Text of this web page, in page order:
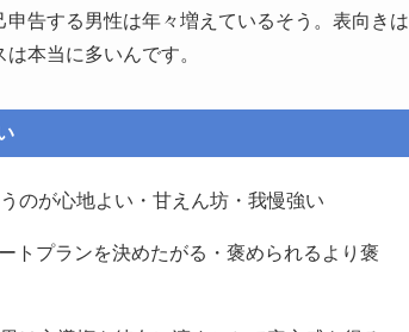
告する男性は年々増えているそう。表向きは
本当に多いんです。
のが心地よい・甘えん坊・我慢強い
トプランを決めたがる・褒められるより褒